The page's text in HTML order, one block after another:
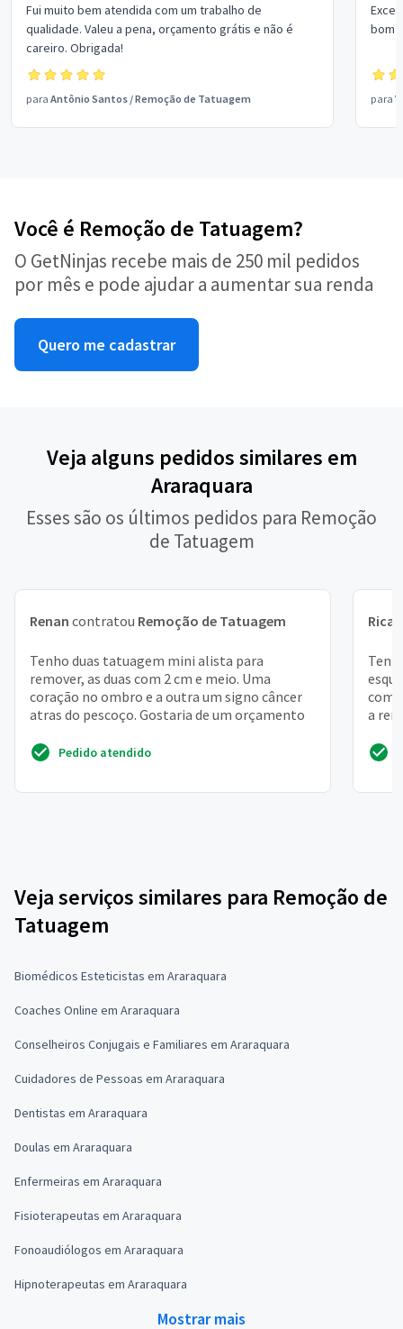
Fui muito bem atendida com um trabalho de
qualidade. Valeu a pena, orçamento grátis e não é
careiro. Obrigada!
para Antônio Santos /Remoção de Tatuagem
bom
para
Você é Remoção de Tatuagem?
O GetNinjas recebe mais de 250 mil pedidos
por mês e pode ajudar a aumentar sua renda
Quero me cadastrar
Veja alguns pedidos similares em
Araraquara
Esses são os últimos pedidos para Remoção
de Tatuagem
Renan contratou Remoção de Tatuagem
Tenho duas tatuagem mini alista para
remover, as duas com 2 cm e meio. Uma
coração no ombro e a outra um signo câncer
atras do pescoço. Gostaria de um orçamento
Pedido atendido
com
a
Veja serviços similares para Remoção de
Tatuagem
Biomédicos Esteticistas em Araraquara
Coaches Online em Araraquara
Conselheiros Conjugais e Familiares em Araraquara
Cuidadores de Pessoas em Araraquara
Dentistas em Araraquara
Doulas em Araraquara
Enfermeiras em Araraquara
Fisioterapeutas em Araraquara
Fonoaudiólogos em Araraquara
Hipnoterapeutas em Araraquara
Mostrar mais